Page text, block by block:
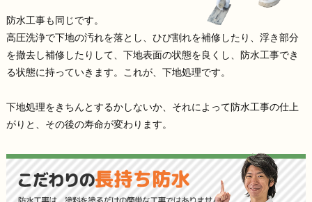
防水工事も同じです。
高圧洗浄で下地の汚れを落とし、ひび割れを補修したり、浮き部分
を撤去し補修したりして、下地表面の状態を良くし、防水工事でき
る状態に持っていきます。これが、下地処理です。
下地処理をきちんとするかしないか、それによって防水工事の仕上
がりと、その後の寿命が変わります。